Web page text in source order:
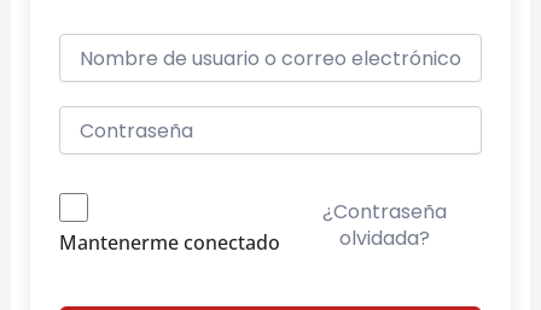
Mantenerme conectado
¿Contraseña
olvidada?